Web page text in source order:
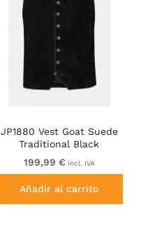
JP1880 Vest Goat Suede
Traditional Black
199,99 € incl. IVA
Añadir al carrito